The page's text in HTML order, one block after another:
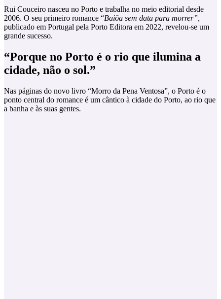
Rui Couceiro nasceu no Porto e trabalha no meio editorial desde
2006. O seu primeiro romance “Baiôa sem data para morrer”,
publicado em Portugal pela Porto Editora em 2022, revelou-se um
grande sucesso.
“Porque no Porto é o rio que ilumina a
cidade, não o sol.”
Nas páginas do novo livro “Morro da Pena Ventosa”, o Porto é o
ponto central do romance é um cântico à cidade do Porto, ao rio que
a banha e às suas gentes.